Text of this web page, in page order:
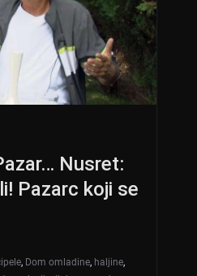
Nusret:
Pazarc koji se
, Dom omladine, haljine,